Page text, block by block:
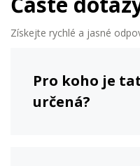
Získejte rychlé a jasné
Pro koho je
určená?